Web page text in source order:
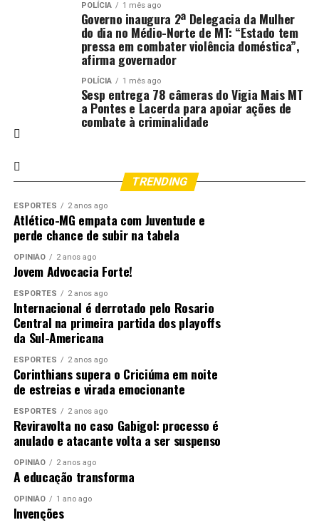
POLÍCIA 1 mês ago
Governo inaugura 2ª Delegacia da Mulher
do dia no Médio-Norte de MT: “Estado tem
pressa em combater violência doméstica”,
afirma governador
POLÍCIA 1 mês ago
Sesp entrega 78 câmeras do Vigia Mais MT
a Pontes e Lacerda para apoiar ações de
combate à criminalidade
TRENDING
ESPORTES 2 anos ago
Atlético-MG empata com Juventude e
perde chance de subir na tabela
OPINIÃO 2 anos ago
Jovem Advocacia Forte!
ESPORTES 2 anos ago
Internacional é derrotado pelo Rosario
Central na primeira partida dos playoffs
da Sul-Americana
ESPORTES 2 anos ago
Corinthians supera o Criciúma em noite
de estreias e virada emocionante
ESPORTES 2 anos ago
Reviravolta no caso Gabigol: processo é
anulado e atacante volta a ser suspenso
OPINIÃO 2 anos ago
A educação transforma
OPINIÃO 1 ano ago
Invenções